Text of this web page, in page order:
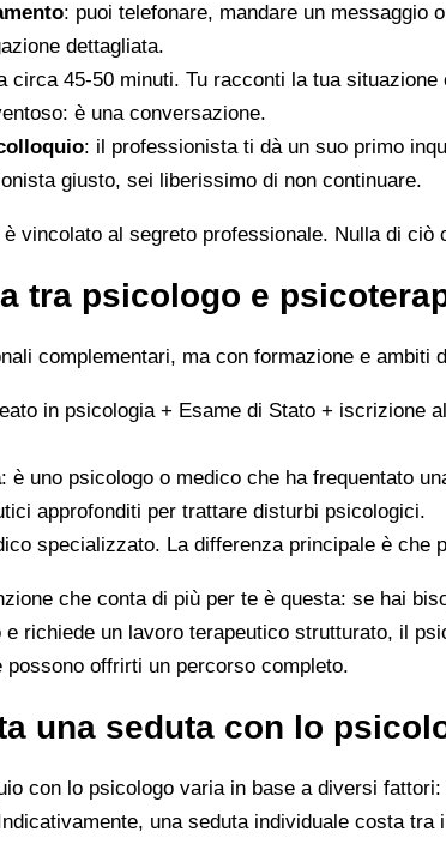
: puoi telefonare, mandare un
dettagliata.
circa 45-50 minuti. Tu racconti la tua
è una conversazione.
: il professionista ti dà un suo primo
giusto, sei liberissimo di non continuare.
vincolato al segreto professionale. Nulla di
tra psicologo e
complementari, ma con formazione e
in psicologia + Esame di Stato + iscrizione
: è uno psicologo o medico che ha frequentato
approfonditi per trattare disturbi psicologici.
specializzato. La differenza principale è che
che conta di più per te è questa: se hai
e richiede un lavoro terapeutico strutturato, il
offrirti un percorso completo.
una seduta con lo
con lo psicologo varia in base a diversi
una seduta individuale costa tra i